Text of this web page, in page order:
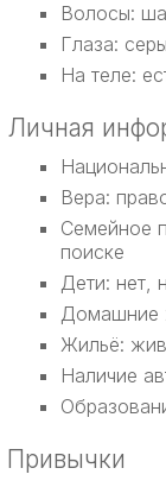
Волосы:
Глаза:
На теле:
Личная
Вера:
Семейное
поиске
Дети: нет,
Домашние
Жильё:
Наличие
Привычки